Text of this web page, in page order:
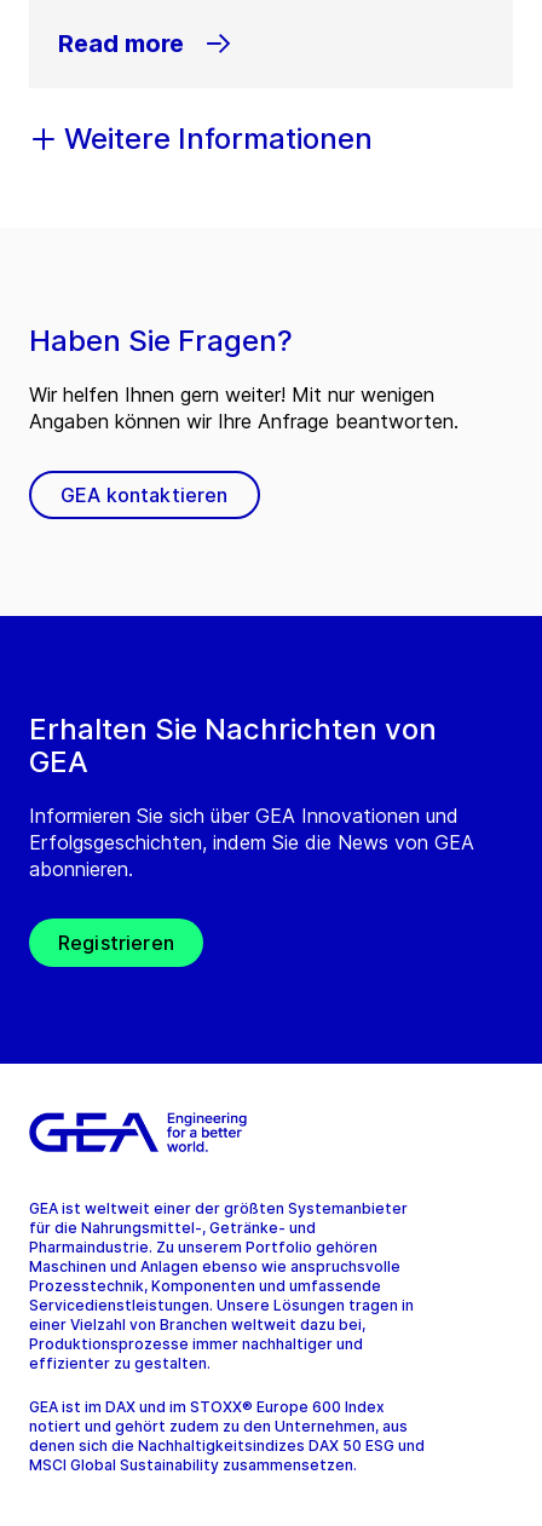
Read more
Weitere Informationen
Erhalten Sie Nachrichten von
GEA
Informieren Sie sich über GEA Innovationen und
Erfolgsgeschichten, indem Sie die News von GEA
abonnieren.
Registrieren
Haben Sie Fragen?
Wir helfen Ihnen gern weiter! Mit nur wenigen
Angaben können wir Ihre Anfrage beantworten.
GEA kontaktieren
GEA ist weltweit einer der größten Systemanbieter
für die Nahrungsmittel-, Getränke- und
Pharmaindustrie. Zu unserem Portfolio gehören
Maschinen und Anlagen ebenso wie anspruchsvolle
Prozesstechnik, Komponenten und umfassende
Servicedienstleistungen. Unsere Lösungen tragen in
einer Vielzahl von Branchen weltweit dazu bei,
Produktionsprozesse immer nachhaltiger und
effizienter zu gestalten.
GEA ist im DAX und im STOXX® Europe 600 Index
notiert und gehört zudem zu den Unternehmen, aus
denen sich die Nachhaltigkeitsindizes DAX 50 ESG und
MSCI Global Sustainability zusammensetzen.